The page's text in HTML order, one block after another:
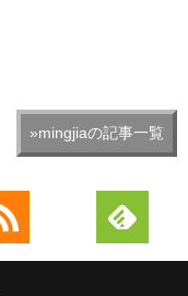
»mingjiaの記事一覧